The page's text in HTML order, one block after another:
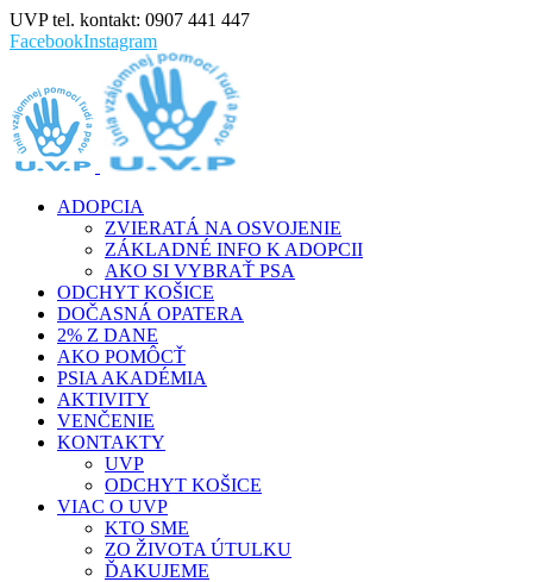
UVP tel. kontakt: 0907 441 447
FacebookInstagram
ADOPCIA
ZVIERATÁ NA OSVOJENIE
ZÁKLADNÉ INFO K ADOPCII
AKO SI VYBRAŤ PSA
ODCHYT KOŠICE
DOČASNÁ OPATERA
2% Z DANE
AKO POMÔCŤ
PSIA AKADÉMIA
AKTIVITY
VENČENIE
KONTAKTY
UVP
ODCHYT KOŠICE
VIAC O UVP
KTO SME
ZO ŽIVOTA ÚTULKU
ĎAKUJEME